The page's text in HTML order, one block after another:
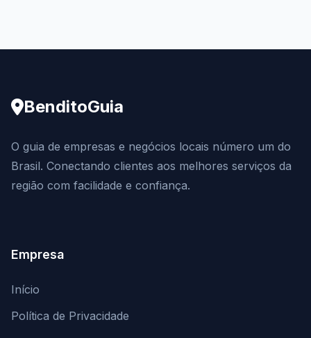
BenditoGuia
O guia de empresas e negócios locais número um do
Brasil. Conectando clientes aos melhores serviços da
região com facilidade e confiança.
Empresa
Início
Política de Privacidade